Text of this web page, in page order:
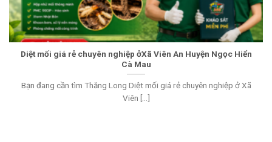
Diệt mối giá rẻ chuyên nghiệp ởXã Viên An Huyện Ngọc Hiển
Cà Mau
Bạn đang cần tìm Thăng Long Diệt mối giá rẻ chuyên nghiệp ở Xã
Viên [...]